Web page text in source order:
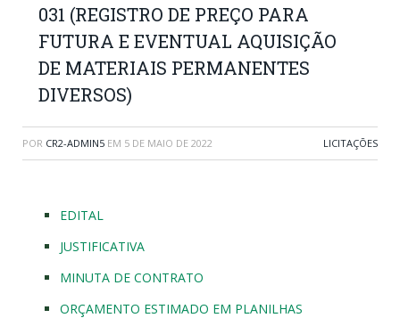
031 (REGISTRO DE PREÇO PARA
FUTURA E EVENTUAL AQUISIÇÃO
DE MATERIAIS PERMANENTES
DIVERSOS)
POR CR2-ADMIN5 EM 5 DE MAIO DE 2022 LICITAÇÕES
EDITAL
JUSTIFICATIVA
MINUTA DE CONTRATO
ORÇAMENTO ESTIMADO EM PLANILHAS